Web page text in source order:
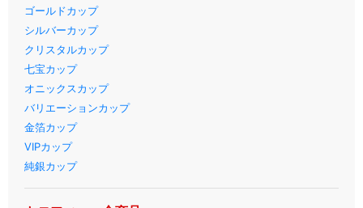
ゴールドカップ
シルバーカップ
クリスタルカップ
七宝カップ
オニックスカップ
バリエーションカップ
金箔カップ
VIPカップ
純銀カップ